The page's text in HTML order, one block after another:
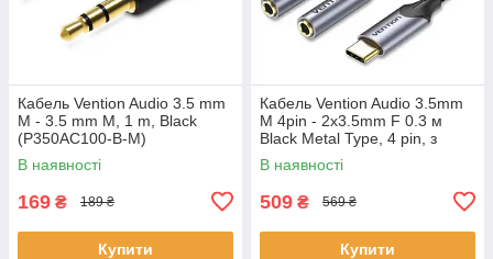
Кабель Vention Audio 3.5 mm
M - 3.5 mm M, 1 m, Black
(P350AC100-B-M)
В наявності
169 ₴ 189 ₴
Купити
Кабель Vention Audio 3.5mm
M 4pin - 2x3.5mm F 0.3 м
Black Metal Type, 4 pin, з
підтримкою мікрофона,
стерео
В наявності
509 ₴ 569 ₴
Купити